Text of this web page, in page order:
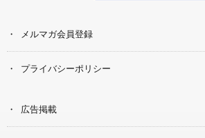
メルマガ会員登録
プライバシーポリシー
広告掲載